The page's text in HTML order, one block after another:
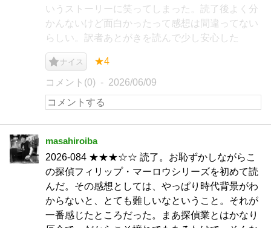
いうストーリーに笑ってしまった。読了後よく分
かんないけど面白かったって感想は間違ってない
らしい。訳者あとがきを読んで少し安心した
ナイス ★4
コメント(0) 2026/06/09
masahiroiba
2026-084 ★★★☆☆ 読了。お恥ずかしながらこ
の探偵フィリップ・マーロウシリーズを初めて読
んだ。その感想としては、やっぱり時代背景がわ
からないと、とても難しいなということ。それが
一番感じたところだった。まあ探偵業とはかなり